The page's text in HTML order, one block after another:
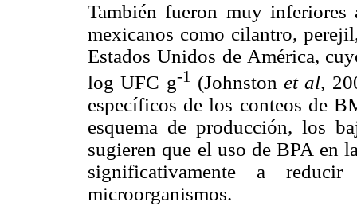
También fueron muy
mexicanos como cilantro,
Estados Unidos de América,
log UFC g-1 (Johnston et al,
específicos de los conteos de
esquema de producción, los
sugieren que el uso de BPA en
significativamente a
microorganismos.